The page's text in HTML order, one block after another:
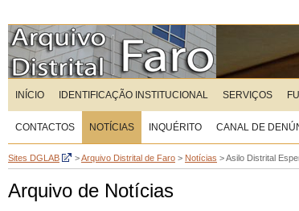
INÍCIO IDENTIFICAÇÃO INSTITUCIONAL SERVIÇOS
CONTACTOS NOTÍCIAS INQUÉRITO CANAL DE
Sites DGLAB >Arquivo Distrital de Faro > Notícias >Asilo Distrital
Arquivo de Notícias